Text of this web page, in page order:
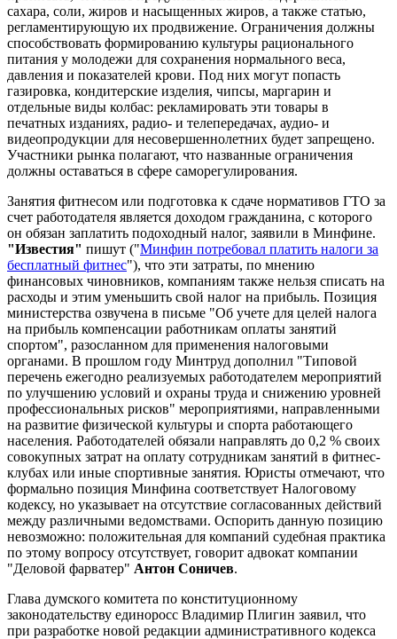
сахара, соли, жиров и насыщенных жиров, а также статью,
регламентирующую их продвижение. Ограничения должны
способствовать формированию культуры рационального
питания у молодежи для сохранения нормального веса,
давления и показателей крови. Под них могут попасть
газировка, кондитерские изделия, чипсы, маргарин и
отдельные виды колбас: рекламировать эти товары в
печатных изданиях, радио- и телепередачах, аудио- и
видеопродукции для несовершеннолетних будет запрещено.
Участники рынка полагают, что названные ограничения
должны оставаться в сфере саморегулирования.
Занятия фитнесом или подготовка к сдаче нормативов ГТО за
счет работодателя является доходом гражданина, с которого
он обязан заплатить подоходный налог, заявили в Минфине.
"Известия" пишут ("Минфин потребовал платить налоги за
бесплатный фитнес"), что эти затраты, по мнению
финансовых чиновников, компаниям также нельзя списать на
расходы и этим уменьшить свой налог на прибыль. Позиция
министерства озвучена в письме "Об учете для целей налога
на прибыль компенсации работникам оплаты занятий
спортом", разосланном для применения налоговыми
органами. В прошлом году Минтруд дополнил "Типовой
перечень ежегодно реализуемых работодателем мероприятий
по улучшению условий и охраны труда и снижению уровней
профессиональных рисков" мероприятиями, направленными
на развитие физической культуры и спорта работающего
населения. Работодателей обязали направлять до 0,2 % своих
совокупных затрат на оплату сотрудникам занятий в фитнес-
клубах или иные спортивные занятия. Юристы отмечают, что
формально позиция Минфина соответствует Налоговому
кодексу, но указывает на отсутствие согласованных действий
между различными ведомствами. Оспорить данную позицию
невозможно: положительная для компаний судебная практика
по этому вопросу отсутствует, говорит адвокат компании
"Деловой фарватер" Антон Соничев.
Глава думского комитета по конституционному
законодательству единоросс Владимир Плигин заявил, что
при разработке новой редакции административного кодекса